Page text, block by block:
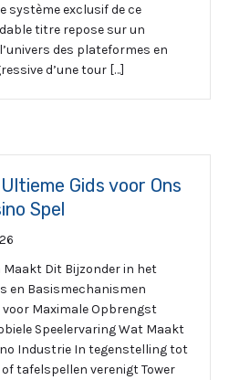
système exclusif de ce
titre repose sur un
des plateformes en
d’une tour […]
Gids voor Ons
Spel
Maakt Dit Bijzonder in het
en Basismechanismen
voor Maximale Opbrengst
Speelervaring Wat Maakt
Industrie In tegenstelling tot
tafelspellen verenigt Tower